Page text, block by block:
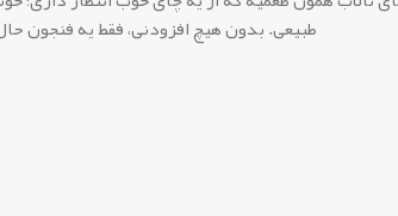
خرید با تخفیف
طبیعی. بدون هیچ افزودنی، فقط یه فنجون